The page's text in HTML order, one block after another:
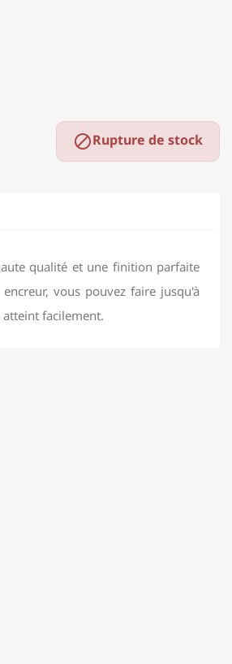
Rupture de stock
qualité et une finition parfaite
vous pouvez faire jusqu'à
facilement.